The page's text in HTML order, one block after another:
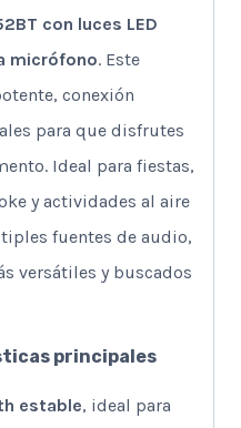
con luces LED
micrófono. Este
conexión
para que disfrutes
Ideal para fiestas,
y actividades al aire
fuentes de audio,
versátiles y buscados
principales
estable, ideal para